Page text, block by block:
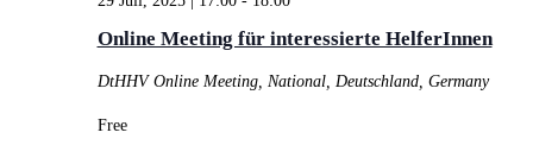
Online Meeting für interessierte HelferInnen
DtHHV Online Meeting, National, Deutschland, Germany
Free